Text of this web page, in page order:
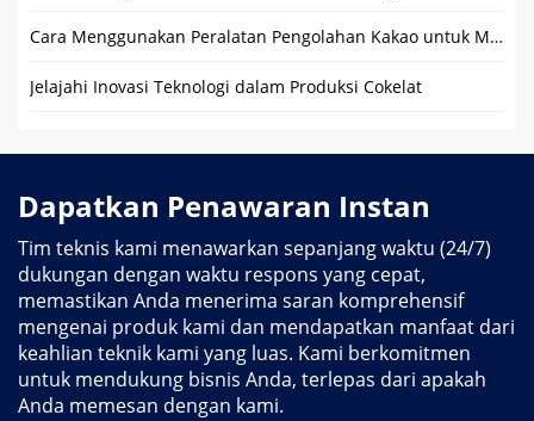
Cara Menggunakan Peralatan Pengolahan Kakao untuk Membuat Cokelat
Jelajahi Inovasi Teknologi dalam Produksi Cokelat
Dapatkan Penawaran Instan
Tim teknis kami menawarkan sepanjang waktu (24/7)
dukungan dengan waktu respons yang cepat,
memastikan Anda menerima saran komprehensif
mengenai produk kami dan mendapatkan manfaat dari
keahlian teknik kami yang luas. Kami berkomitmen
untuk mendukung bisnis Anda, terlepas dari apakah
Anda memesan dengan kami.